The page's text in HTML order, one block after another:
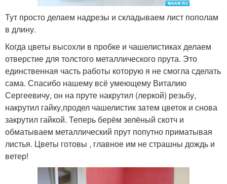
Тут просто делаем надрезы и складываем лист пополам
в длину.
Когда цветы высохли в пробке и чашелистиках делаем
отверстие для толстого металлического прута. Это
единственная часть работы которую я не смогла сделать
сама. Спасибо нашему всё умеющему Виталию
Сергеевичу, он на пруте накрутил (леркой) резьбу,
накрутил гайку,продел чашелистик затем цветок и снова
закрутил гайкой. Теперь берём зелёный скотч и
обматываем металлический прут попутно приматывая
листья. Цветы готовы , главное им не страшны дождь и
ветер!